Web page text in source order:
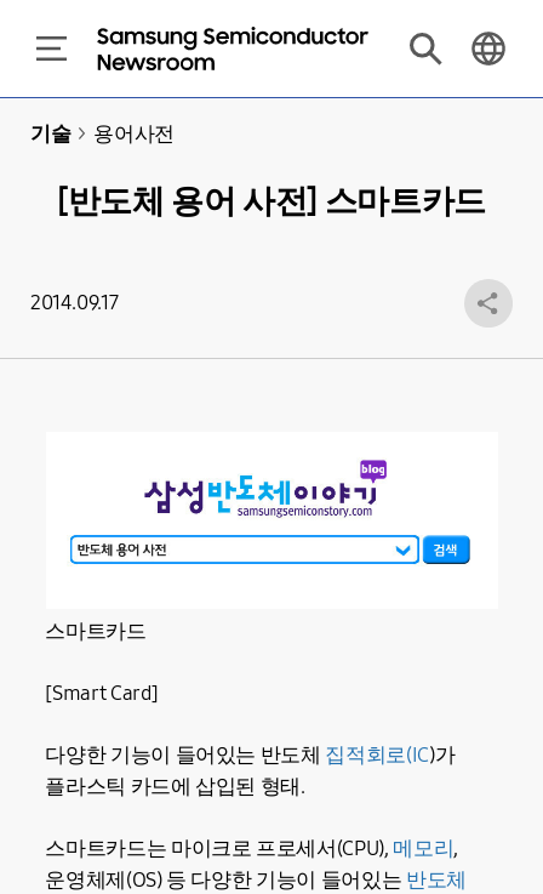
기술 > 용어사전
[반도체 용어 사전] 스마트카드
2014.09.17
스마트카드
[Smart Card]
다양한 기능이 들어있는 반도체 집적회로(IC)가
플라스틱 카드에 삽입된 형태.
스마트카드는 마이크로 프로세서(CPU), 메모리,
운영체제(OS) 등 다양한 기능이 들어있는 반도체